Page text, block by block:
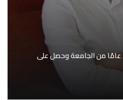
تخرج طفل يبلغ من العمر 14 عامًا من الجامعة وحصل على